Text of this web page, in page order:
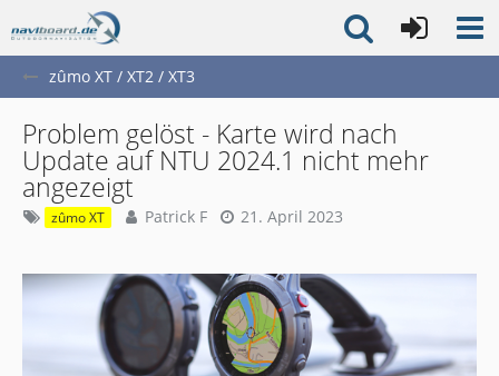
zûmo XT / XT2 / XT3
Problem gelöst - Karte wird nach
Update auf NTU 2024.1 nicht mehr
angezeigt
zûmo XT Patrick F 21. April 2023